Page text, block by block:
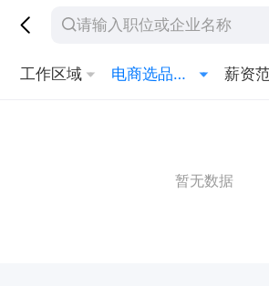
工作区域 电商选品采购 薪资
暂无数据